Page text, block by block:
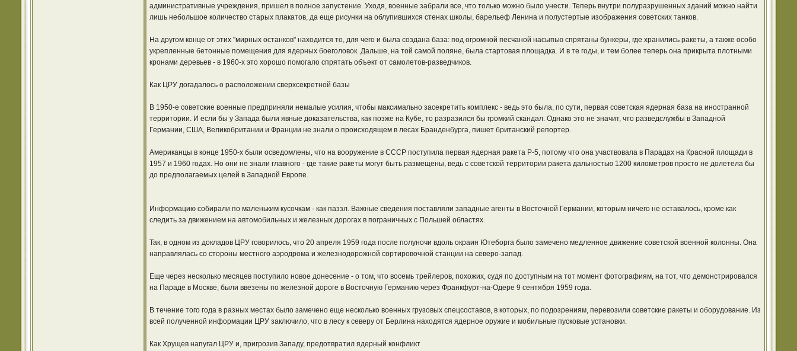
административные учреждения, пришел в полное запустение. Уходя, военные забрали все, что только можно было унести. Теперь внутри полуразрушенных зданий можно найти
лишь небольшое количество старых плакатов, да еще рисунки на облупившихся стенах школы, барельеф Ленина и полустертые изображения советских танков.
На другом конце от этих "мирных останков" находится то, для чего и была создана база: под огромной песчаной насыпью спрятаны бункеры, где хранились ракеты, а также особо
укрепленные бетонные помещения для ядерных боеголовок. Дальше, на той самой поляне, была стартовая площадка. И в те годы, и тем более теперь она прикрыта плотными
кронами деревьев - в 1960-х это хорошо помогало спрятать объект от самолетов-разведчиков.
Как ЦРУ догадалось о расположении сверхсекретной базы
В 1950-е советские военные предприняли немалые усилия, чтобы максимально засекретить комплекс - ведь это была, по сути, первая советская ядерная база на иностранной
территории. И если бы у Запада были явные доказательства, как позже на Кубе, то разразился бы громкий скандал. Однако это не значит, что разведслужбы в Западной
Германии, США, Великобритании и Франции не знали о происходящем в лесах Бранденбурга, пишет британский репортер.
Американцы в конце 1950-х были осведомлены, что на вооружение в СССР поступила первая ядерная ракета Р-5, потому что она участвовала в Парадах на Красной площади в
1957 и 1960 годах. Но они не знали главного - где такие ракеты могут быть размещены, ведь с советской территории ракета дальностью 1200 километров просто не долетела бы
до предполагаемых целей в Западной Европе.
Информацию собирали по маленьким кусочкам - как паззл. Важные сведения поставляли западные агенты в Восточной Германии, которым ничего не оставалось, кроме как
следить за движением на автомобильных и железных дорогах в пограничных с Польшей областях.
Так, в одном из докладов ЦРУ говорилось, что 20 апреля 1959 года после полуночи вдоль окраин Ютеборга было замечено медленное движение советской военной колонны. Она
направлялась со стороны местного аэродрома и железнодорожной сортировочной станции на северо-запад.
Еще через несколько месяцев поступило новое донесение - о том, что восемь трейлеров, похожих, судя по доступным на тот момент фотографиям, на тот, что демонстрировался
на Параде в Москве, были ввезены по железной дороге в Восточную Германию через Франкфурт-на-Одере 9 сентября 1959 года.
В течение того года в разных местах было замечено еще несколько военных грузовых спецсоставов, в которых, по подозрениям, перевозили советские ракеты и оборудование. Из
всей полученной информации ЦРУ заключило, что в лесу к северу от Берлина находятся ядерное оружие и мобильные пусковые установки.
Как Хрущев напугал ЦРУ и, пригрозив Западу, предотвратил ядерный конфликт